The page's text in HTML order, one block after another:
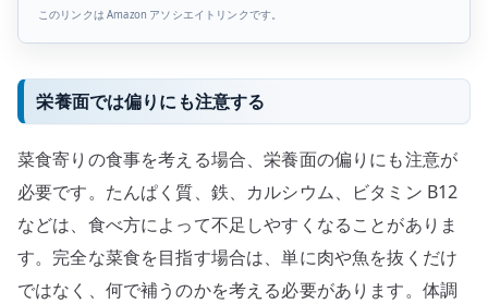
このリンクは Amazon アソシエイトリンクです。
栄養面では偏りにも注意する
菜食寄りの食事を考える場合、栄養面の偏りにも注意が
必要です。たんぱく質、鉄、カルシウム、ビタミン B12
などは、食べ方によって不足しやすくなることがありま
す。完全な菜食を目指す場合は、単に肉や魚を抜くだけ
ではなく、何で補うのかを考える必要があります。体調